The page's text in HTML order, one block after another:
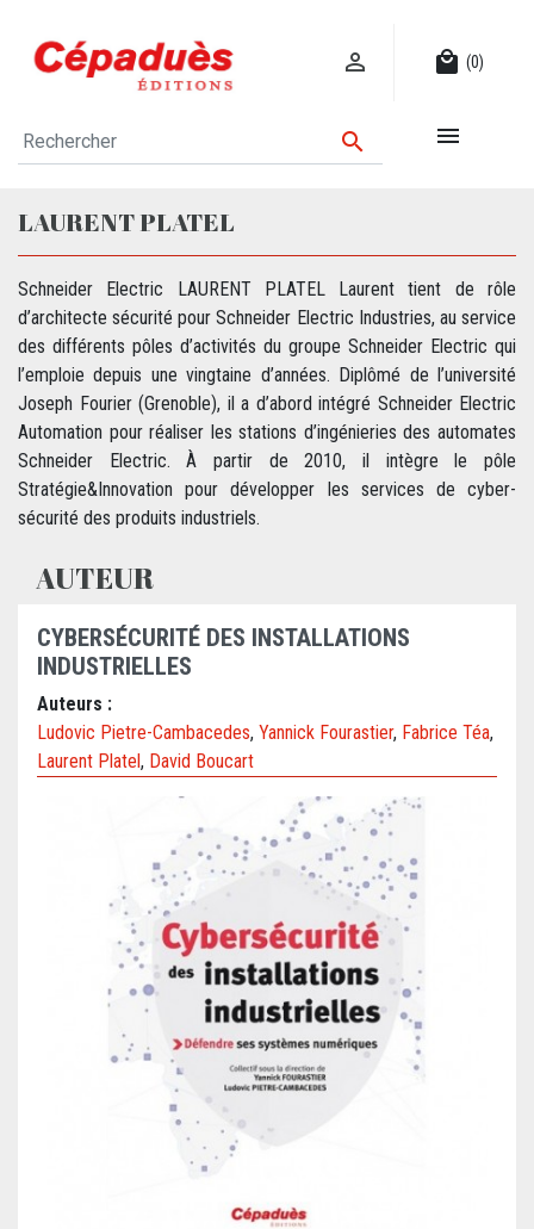
 local_mall (0)
 
LAURENT PLATEL
Schneider Electric LAURENT PLATEL Laurent tient de rôle
d’architecte sécurité pour Schneider Electric Industries, au service
des différents pôles d’activités du groupe Schneider Electric qui
l’emploie depuis une vingtaine d’années. Diplômé de l’université
Joseph Fourier (Grenoble), il a d’abord intégré Schneider Electric
Automation pour réaliser les stations d’ingénieries des automates
Schneider Electric. À partir de 2010, il intègre le pôle
Stratégie&Innovation pour développer les services de cyber-
sécurité des produits industriels.
AUTEUR
CYBERSÉCURITÉ DES INSTALLATIONS
INDUSTRIELLES
Auteurs :
Ludovic Pietre-Cambacedes, Yannick Fourastier, Fabrice Téa,
Laurent Platel , David Boucart